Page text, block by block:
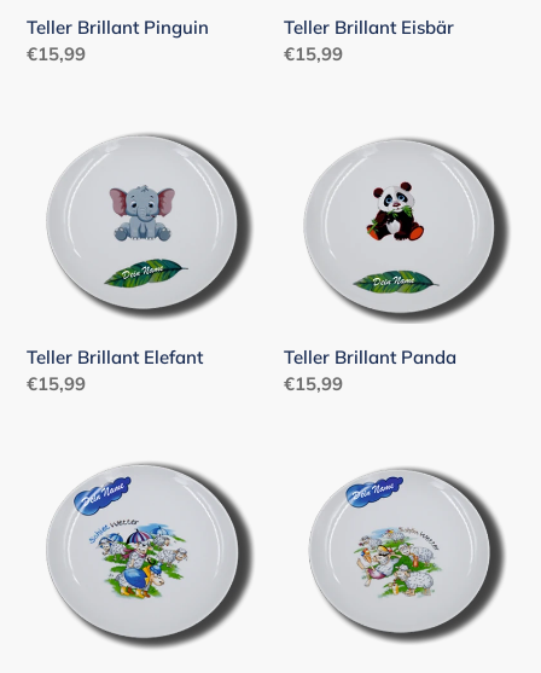
Teller Brillant Pinguin
Normaler
€15,99
Teller Brillant Eisbär
Normaler
€15,99
Brillant
Elefant
Teller Brillant Elefant
Normaler
€15,99
Brillant
Panda
Teller Brillant Panda
Normaler
€15,99
Brillant
Schafe
Schietwetter
Brillant
Schafe
Schönwetter